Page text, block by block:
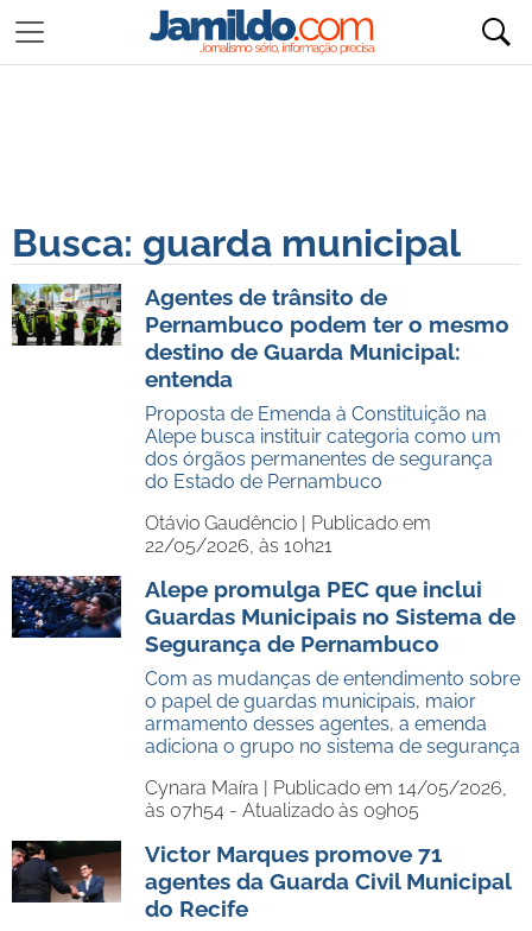
Busca: guarda municipal
Agentes de trânsito de
Pernambuco podem ter o mesmo
destino de Guarda Municipal:
entenda
Proposta de Emenda à Constituição na
Alepe busca instituir categoria como um
dos órgãos permanentes de segurança
do Estado de Pernambuco
Otávio Gaudêncio | Publicado em
22/05/2026, às 10h21
Alepe promulga PEC que inclui
Guardas Municipais no Sistema de
Segurança de Pernambuco
Com as mudanças de entendimento sobre
o papel de guardas municipais, maior
armamento desses agentes, a emenda
adiciona o grupo no sistema de segurança
Cynara Maíra | Publicado em 14/05/2026,
às 07h54 - Atualizado às 09h05
Victor Marques promove 71
agentes da Guarda Civil Municipal
do Recife